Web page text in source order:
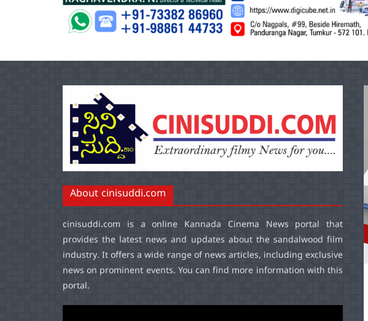
About cinisuddi.com
cinisuddi.com is a online Kannada Cinema News portal that
provides the latest news and updates about the sandalwood film
industry. It offers a wide range of news articles, including exclusive
news on prominent events. You can find more information with this
portal.